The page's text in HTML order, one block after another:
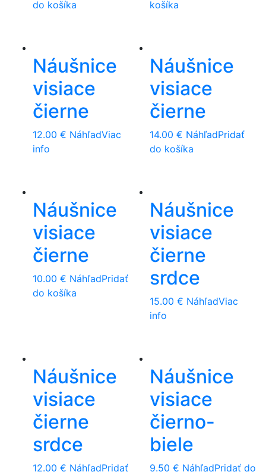
do košíka košíka
Náušnice
visiace
čierne
12.00 € NáhľadViac
info
Náušnice
visiace
čierne
14.00 € NáhľadPridať
do košíka
Náušnice
visiace
čierne
10.00 € NáhľadPridať
do košíka
Náušnice
visiace
čierne
srdce
15.00 € NáhľadViac
info
Náušnice
visiace
čierne
srdce
12.00 € NáhľadPridať
Náušnice
visiace
čierno-
biele
9.50 € NáhľadPridať do